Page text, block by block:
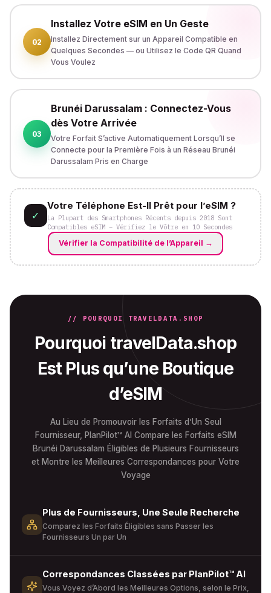
02
Installez Votre eSIM en Un Geste
Installez Directement sur un Appareil Compatible en
Quelques Secondes — ou Utilisez le Code QR Quand
Vous Voulez
03
Brunéi Darussalam : Connectez-Vous
dès Votre Arrivée
Votre Forfait S’active Automatiquement Lorsqu’Il se
Connecte pour la Première Fois à un Réseau Brunéi
Darussalam Pris en Charge
✓
Votre Téléphone Est-Il Prêt pour l’eSIM ?
La Plupart des Smartphones Récents depuis 2018 Sont
Compatibles eSIM – Vérifiez le Vôtre en 10 Secondes
Vérifier la Compatibilité de l’Appareil →
// POURQUOI TRAVELDATA.SHOP
Pourquoi travelData.shop
Est Plus qu’une Boutique
d’eSIM
Au Lieu de Promouvoir les Forfaits d’Un Seul
Fournisseur, PlanPilot™ AI Compare les Forfaits eSIM
Brunéi Darussalam Éligibles de Plusieurs Fournisseurs
et Montre les Meilleures Correspondances pour Votre
Voyage
Plus de Fournisseurs, Une Seule Recherche
Comparez les Forfaits Éligibles sans Passer les
Fournisseurs Un par Un
Correspondances Classées par PlanPilot™ AI
Vous Voyez d’Abord les Meilleures Options, selon le Prix,